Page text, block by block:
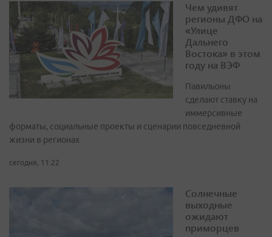
Чем удивят
регионы ДФО на
«Улице
Дальнего
Востока» в этом
году на ВЭФ
Павильоны
сделают ставку на
иммерсивные
форматы, социальные проекты и сценарии повседневной
жизни в регионах
сегодня, 11:22
Солнечные
выходные
ожидают
приморцев